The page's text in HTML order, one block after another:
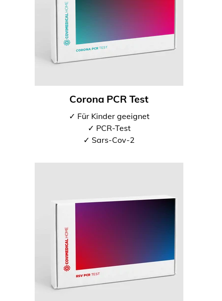
Corona PCR Test
✓ Für Kinder geeignet
✓ PCR-Test
✓ Sars-Cov-2